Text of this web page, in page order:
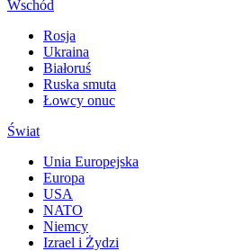
Wschód
Rosja
Ukraina
Białoruś
Ruska smuta
Łowcy onuc
Świat
Unia Europejska
Europa
USA
NATO
Niemcy
Izrael i Żydzi